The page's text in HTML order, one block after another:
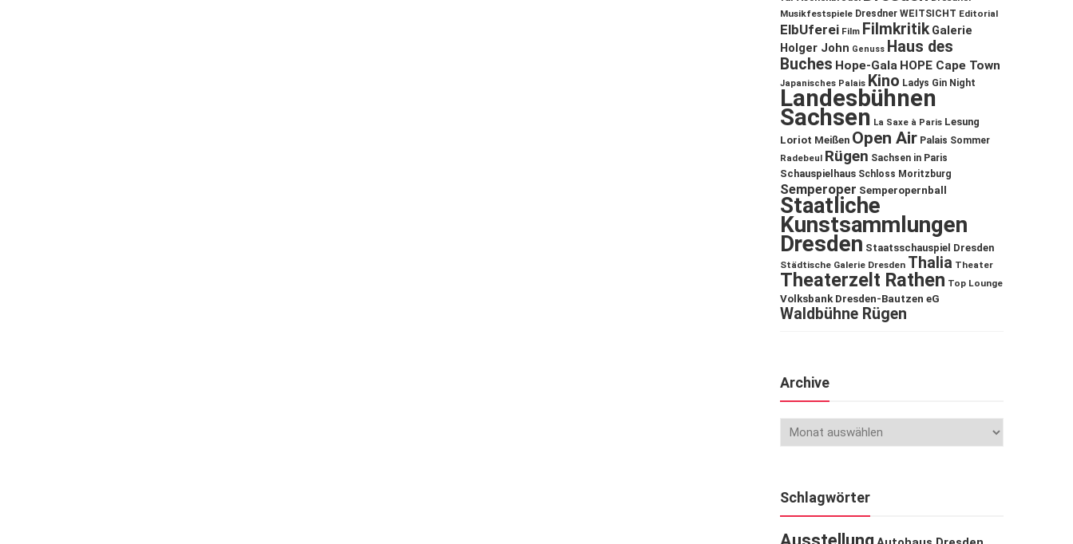
Musikfestspiele Dresdner WEITSICHT Editorial
ElbUferei Film Filmkritik Galerie
Holger John Genuss Haus des
Buches Hope-Gala HOPE Cape Town
Japanisches Palais Kino Ladys Gin Night
Landesbühnen
Sachsen La Saxe à Paris Lesung
Loriot Meißen Open Air Palais Sommer
Radebeul Rügen Sachsen in Paris
Schauspielhaus Schloss Moritzburg
Semperoper Semperopernball
Staatliche
Kunstsammlungen
Dresden Staatsschauspiel Dresden
Städtische Galerie Dresden Thalia Theater
Theaterzelt Rathen Top Lounge
Volksbank Dresden-Bautzen eG
Waldbühne Rügen
Archive
Schlagwörter